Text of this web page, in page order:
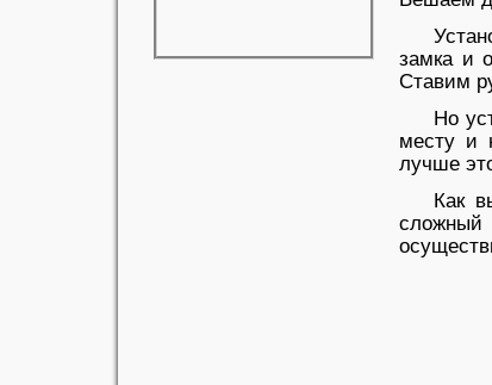
замка и
Ставим
Но
месту и
лучше
Как